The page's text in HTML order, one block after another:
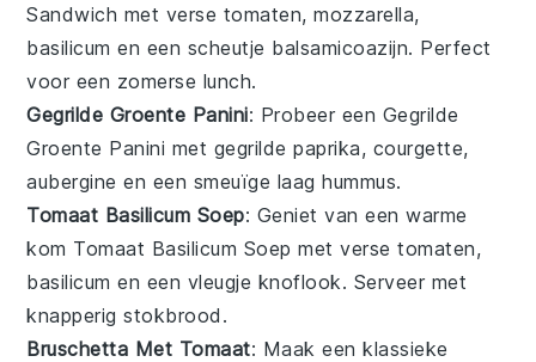
Sandwich met verse tomaten,mozzarella,
basilicum en een scheutje balsamicoazijn. Perfect
voor een zomerse lunch.
Gegrilde Groente Panini: Probeer een Gegrilde
Groente Panini met gegrildepaprika, courgette,
aubergine en een smeuïge laaghummus.
Tomaat Basilicum Soep: Geniet van een warme
kom Tomaat Basilicum Soep met versetomaten,
basilicum en een vleugje knoflook. Serveer met
knapperigstokbrood .
Bruschetta Met Tomaat: Maak een klassieke